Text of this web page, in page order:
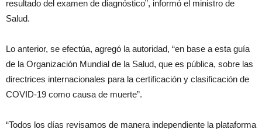
resultado del examen de diagnóstico”, informó el ministro de
Salud.
Lo anterior, se efectúa, agregó la autoridad, “en base a esta guía
de la Organización Mundial de la Salud, que es pública, sobre las
directrices internacionales para la certificación y clasificación de
COVID-19 como causa de muerte”.
“Todos los días revisamos de manera independiente la plataforma